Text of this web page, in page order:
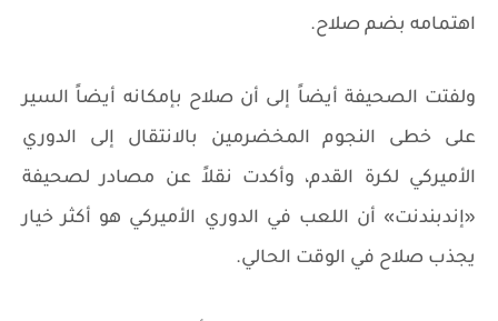
اهتمامه بضم صلاح.
ولفتت الصحيفة أيضاً إلى أن صلاح بإمكانه أيضاً السير
على خطى النجوم المخضرمين بالانتقال إلى الدوري
الأميركي لكرة القدم، وأكدت نقلاً عن مصادر لصحيفة
«إندبندنت» أن اللعب في الدوري الأميركي هو أكثر خيار
يجذب صلاح في الوقت الحالي.